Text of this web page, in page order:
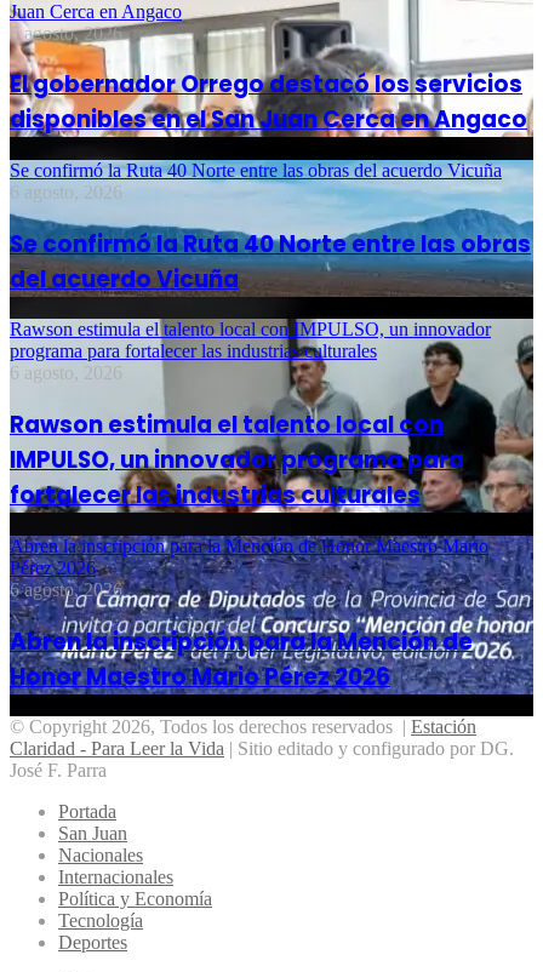
Juan Cerca en Angaco
6 agosto, 2026
El gobernador Orrego destacó los servicios
disponibles en el San Juan Cerca en Angaco
Se confirmó la Ruta 40 Norte entre las obras del acuerdo Vicuña
6 agosto, 2026
Se confirmó la Ruta 40 Norte entre las obras
del acuerdo Vicuña
Rawson estimula el talento local con IMPULSO, un innovador
programa para fortalecer las industrias culturales
6 agosto, 2026
Rawson estimula el talento local con
IMPULSO, un innovador programa para
fortalecer las industrias culturales
Abren la inscripción para la Mención de Honor Maestro Mario
Pérez 2026
6 agosto, 2026
Abren la inscripción para la Mención de
Honor Maestro Mario Pérez 2026
© Copyright 2026, Todos los derechos reservados | Estación
Claridad - Para Leer la Vida | Sitio editado y configurado por DG.
José F. Parra
Portada
San Juan
Nacionales
Internacionales
Política y Economía
Tecnología
Deportes